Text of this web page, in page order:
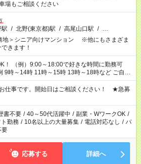
場もご相談ください
駅 / 北野(東京都)駅 / 高尾山口駅 / …
地＞シニア向けマンション ※他にもさまざま
きます！
！ （例）9:00～18:00で好きな時間に勤務可
9時～14時 11時～15時 13時～18時など ご自身
せて勤務時間をご相談ください！ ★家庭の都合
調整が必要な場合も遠慮なくご相談くださ
仕事です。開始日はご相談ください！ ★急募
書不要 / 40～50代活躍中 / 副業・WワークOK /
勤務 / 10名以上の大量募集 / 電話対応なし / パ
要
応募する 詳細へ